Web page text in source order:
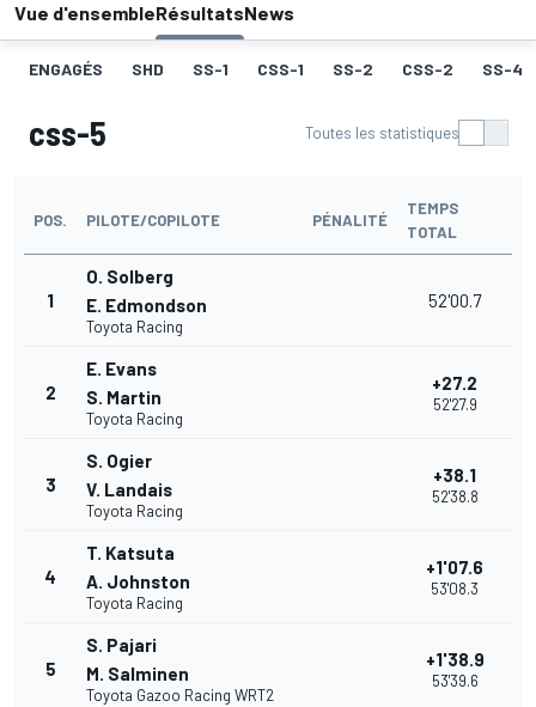
Vue d'ensembleRésultatsNews
ENGAGÉS SHD SS-1 CSS-1 SS-2 CSS-2 SS-4
css-5 Toutes les statistiques
POS. PILOTE/COPILOTE PÉNALITÉ
TEMPS
TOTAL
1
O. Solberg
E. Edmondson
Toyota Racing
52'00.7
2
E. Evans
S. Martin
Toyota Racing
+27.2
52'27.9
3
S. Ogier
V. Landais
Toyota Racing
+38.1
52'38.8
4
T. Katsuta
A. Johnston
Toyota Racing
+1'07.6
53'08.3
5
S. Pajari
M. Salminen
Toyota Gazoo Racing WRT2
+1'38.9
53'39.6